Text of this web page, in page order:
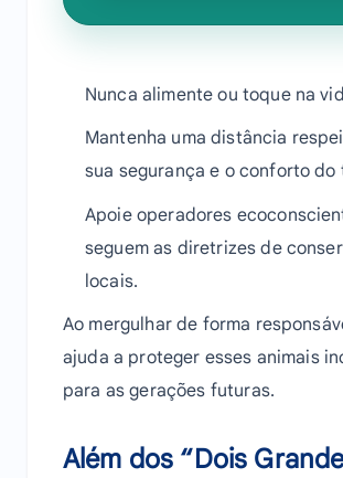
Nunca alimente ou toque na
Mantenha uma distância
sua segurança e o conforto do
Apoie operadores
seguem as diretrizes de
locais.
Ao mergulhar de forma
ajuda a proteger esses animais
para as gerações futuras.
Além dos “Dois